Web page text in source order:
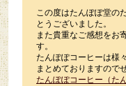
この度はたんぽぽ堂の
とうございました。
また貴重なご感想をお
す。
たんぽぽコーヒーは様
まとめておりますので
たんぽぽコーヒー（た